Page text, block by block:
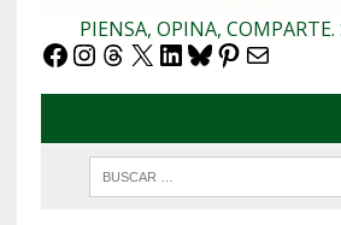
PIENSA, OPINA, COMPARTE.
Facebook
Instagram
Threads
X LinkedIn
Bluesky
Pinterest
Correo